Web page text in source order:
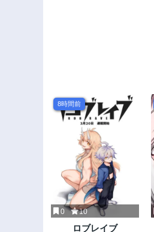
8時間前
0 10
ロブレイブ